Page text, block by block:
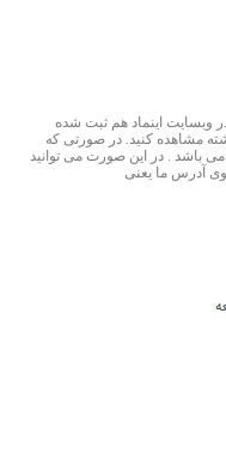
اینماد هم ثبت شده
مشاهده کنید. در صورتی که
می باشد . در این صورت می توانید
آدرس ما یعنی